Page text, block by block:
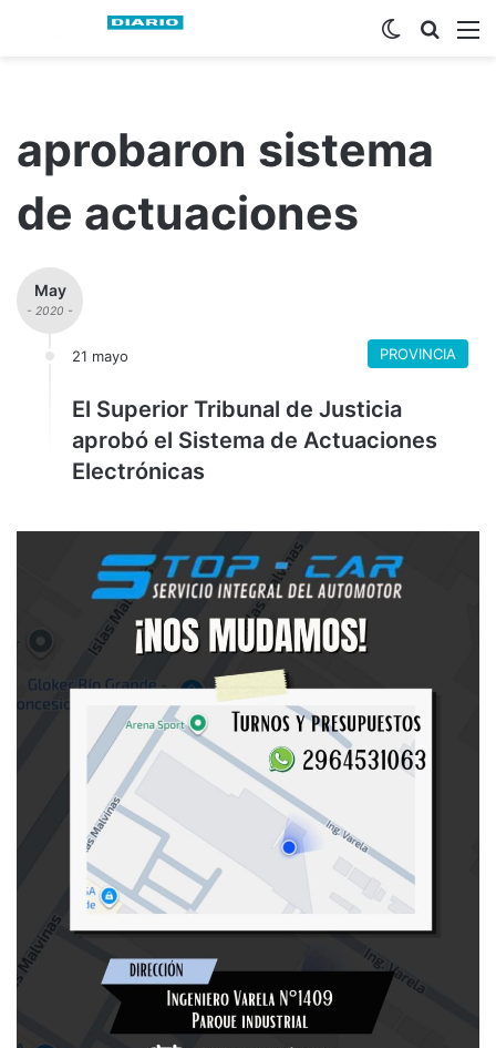
Buscar
Switch skin
aprobaron sistema
de actuaciones
May
- 2020 -
21 mayo PROVINCIA
El Superior Tribunal de Justicia
aprobó el Sistema de Actuaciones
Electrónicas